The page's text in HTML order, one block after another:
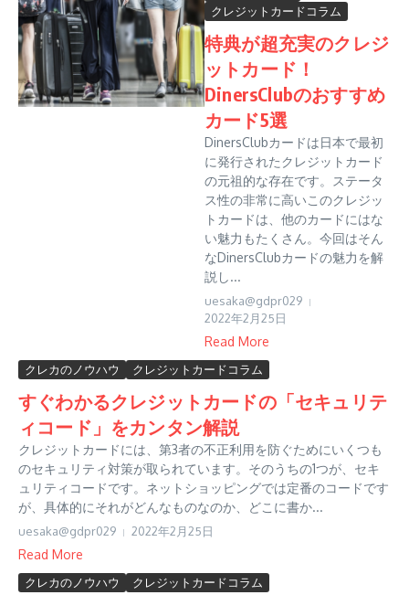
クレジットカードコラム
特典が超充実のクレジ
ットカード！
DinersClubのおすすめ
カード5選
DinersClubカードは日本で最初
に発行されたクレジットカード
の元祖的な存在です。ステータ
ス性の非常に高いこのクレジッ
トカードは、他のカードにはな
い魅力もたくさん。今回はそん
なDinersClubカードの魅力を解
説し...
uesaka@gdpr029
2022年2月25日
Read More
クレカのノウハウ クレジットカードコラム
すぐわかるクレジットカードの「セキュリテ
ィコード」をカンタン解説
クレジットカードには、第3者の不正利用を防ぐためにいくつも
のセキュリティ対策が取られています。そのうちの1つが、セキ
ュリティコードです。ネットショッピングでは定番のコードです
が、具体的にそれがどんなものなのか、どこに書か...
uesaka@gdpr029 2022年2月25日
Read More
クレカのノウハウ クレジットカードコラム